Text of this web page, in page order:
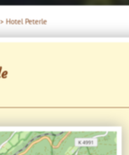
Hotel Peterle